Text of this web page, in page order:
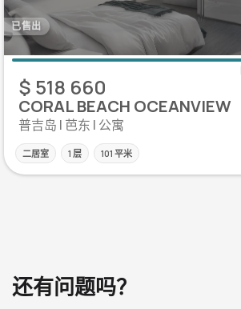
已售出
$ 518 660
CORAL BEACH OCEANVIEW
普吉岛 | 芭东 | 公寓
二居室 1 层 101 平米
还有问题吗？